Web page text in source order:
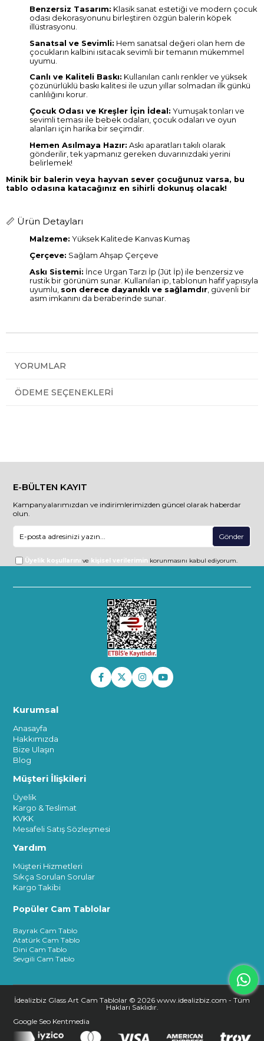
Benzersiz Tasarım: Klasik sanat estetiği ve modern çocuk
odası dekorasyonunu birleştiren özgün balerin köpek
illüstrasyonu.
Sanatsal ve Sevimli: Hem sanatsal değeri olan hem de
çocukların kalbini ısıtacak sevimli bir temanın mükemmel
uyumu.
Canlı ve Kaliteli Baskı: Kullanılan canlı renkler ve yüksek
çözünürlüklü baskı kalitesi ile uzun yıllar solmadan ilk günkü
canlılığını korur.
Çocuk Odası ve Kreşler İçin İdeal: Yumuşak tonları ve
sevimli teması ile bebek odaları, çocuk odaları ve oyun
alanları için harika bir seçimdir.
Hemen Asılmaya Hazır: Askı aparatları takılı olarak
gönderilir, tek yapmanız gereken duvarınızdaki yerini
belirlemek!
Minik bir balerin veya hayvan sever çocuğunuz varsa, bu
tablo odasına katacağınız en sihirli dokunuş olacak!
📏 Ürün Detayları
Malzeme: Yüksek Kalitede Kanvas Kumaş
Çerçeve: Sağlam Ahşap Çerçeve
Askı Sistemi: İnce Urgan Tarzı İp (Jüt İp) ile benzersiz ve
rustik bir görünüm sunar. Kullanılan ip, tablonun hafif yapısıyla
uyumlu, son derece dayanıklı ve sağlamdır , güvenli bir
asım imkanını da beraberinde sunar.
YORUMLAR
ÖDEME SEÇENEKLERI
E-BÜLTEN KAYIT
Kampanyalarımızdan ve indirimlerimizden güncel olarak haberdar
olun.
Gönder
Üyelik koşullarını ve kişisel verilerimin korunmasını kabul ediyorum.
Kurumsal
Anasayfa
Hakkımızda
Bize Ulaşın
Blog
Müşteri İlişkileri
Üyelik
Kargo & Teslimat
KVKK
Mesafeli Satış Sözleşmesi
Yardım
Müşteri Hizmetleri
Sıkça Sorulan Sorular
Kargo Takibi
Popüler Cam Tablolar
Bayrak Cam Tablo
Atatürk Cam Tablo
Dini Cam Tablo
Sevgili Cam Tablo
İdealizbiz Glass Art Cam Tablolar © 2026 www.idealizbiz.com - Tüm
Hakları Saklıdır.
Google Seo Kentmedia